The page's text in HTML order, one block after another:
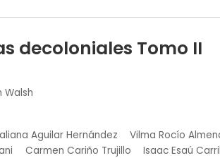
decoloniales Tomo II
Walsh
Aguilar Hernández Vilma Rocío
Carmen Cariño Trujillo Isaac Esaú